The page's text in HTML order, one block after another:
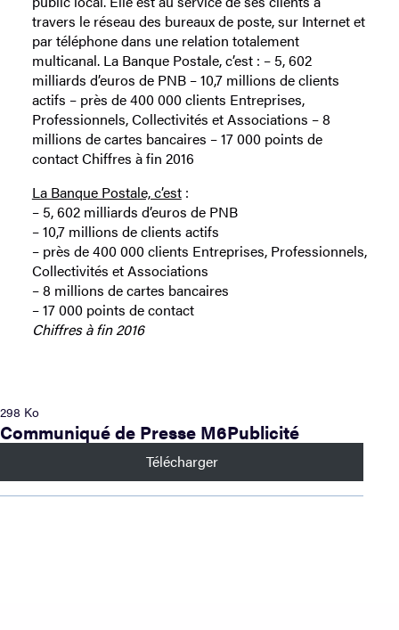
travers le réseau des bureaux de poste, sur Internet et
par téléphone dans une relation totalement
multicanal. La Banque Postale, c’est : – 5, 602
milliards d’euros de PNB – 10,7 millions de clients
actifs – près de 400 000 clients Entreprises,
Professionnels, Collectivités et Associations – 8
millions de cartes bancaires – 17 000 points de
contact Chiffres à fin 2016
La Banque Postale, c’est:
– 5, 602 milliards d’euros de PNB
– 10,7 millions de clients actifs
– près de 400 000 clients Entreprises, Professionnels,
Collectivités et Associations
– 8 millions de cartes bancaires
– 17 000 points de contact
Chiffres à fin 2016
298 Ko
Communiqué de Presse M6Publicité
Télécharger